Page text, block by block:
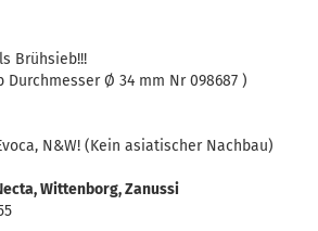
Brühsieb!!!
Ø 34 mm Nr 098687 )
N&W! (Kein asiatischer Nachbau)
Wittenborg, Zanussi